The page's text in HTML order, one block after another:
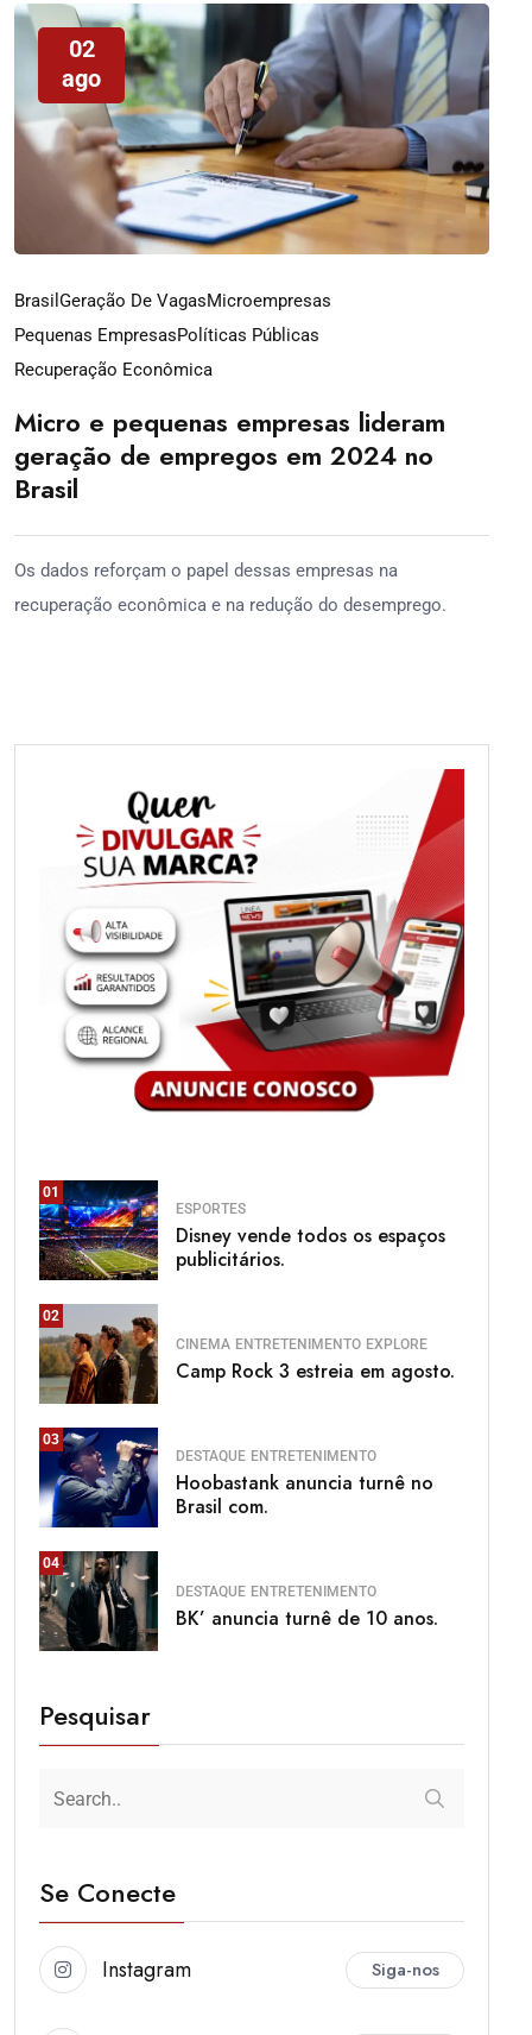
02
ago
Brasil Geração De VagasMicroempresas
Pequenas EmpresasPolíticas Públicas
Recuperação Econômica
Micro e pequenas empresas lideram
geração de empregos em 2024 no
Brasil
Os dados reforçam o papel dessas empresas na
recuperação econômica e na redução do desemprego.
01
ESPORTES
Disney vende todos os espaços
publicitários.
02
CINEMA ENTRETENIMENTO EXPLORE
Camp Rock 3 estreia em agosto.
03
DESTAQUE ENTRETENIMENTO
Hoobastank anuncia turnê no
Brasil com.
04
DESTAQUE ENTRETENIMENTO
BK’ anuncia turnê de 10 anos.
Pesquisar
Se Conecte
Instagram Siga-nos